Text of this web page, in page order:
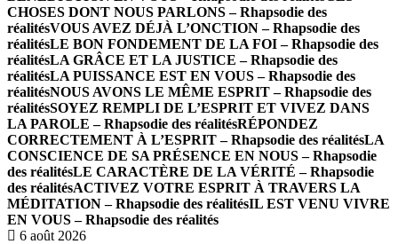
CHOSES DONT NOUS PARLONS – Rhapsodie des
réalitésVOUS AVEZ DÉJÀ L’ONCTION – Rhapsodie des
réalitésLE BON FONDEMENT DE LA FOI – Rhapsodie des
réalitésLA GRÂCE ET LA JUSTICE – Rhapsodie des
réalitésLA PUISSANCE EST EN VOUS – Rhapsodie des
réalitésNOUS AVONS LE MÊME ESPRIT – Rhapsodie des
réalitésSOYEZ REMPLI DE L’ESPRIT ET VIVEZ DANS
LA PAROLE – Rhapsodie des réalitésRÉPONDEZ
CORRECTEMENT À L’ESPRIT – Rhapsodie des réalitésLA
CONSCIENCE DE SA PRÉSENCE EN NOUS – Rhapsodie
des réalitésLE CARACTÈRE DE LA VÉRITÉ – Rhapsodie
des réalitésACTIVEZ VOTRE ESPRIT À TRAVERS LA
MÉDITATION – Rhapsodie des réalitésIL EST VENU VIVRE
EN VOUS – Rhapsodie des réalités
6 août 2026